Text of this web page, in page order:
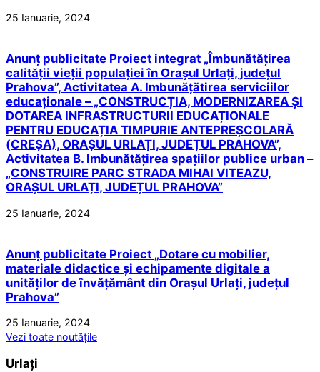
25 Ianuarie, 2024
Anunț publicitate Proiect integrat „Îmbunătățirea
calității vieții populației în Orașul Urlați, județul
Prahova”, Activitatea A. Imbunățătirea serviciilor
educaționale – „CONSTRUCȚIA, MODERNIZAREA ȘI
DOTAREA INFRASTRUCTURII EDUCAȚIONALE
PENTRU EDUCAȚIA TIMPURIE ANTEPREȘCOLARĂ
(CREȘA), ORAȘUL URLAȚI, JUDEȚUL PRAHOVA”,
Activitatea B. Imbunătățirea spațiilor publice urban –
„CONSTRUIRE PARC STRADA MIHAI VITEAZU,
ORAȘUL URLAȚI, JUDEȚUL PRAHOVA”
25 Ianuarie, 2024
Anunț publicitate Proiect „Dotare cu mobilier,
materiale didactice și echipamente digitale a
unităților de învățământ din Orașul Urlați, județul
Prahova”
25 Ianuarie, 2024
Vezi toate noutățile
Urlați